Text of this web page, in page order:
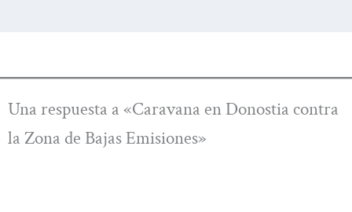
Una respuesta a «Caravana en Donostia contra
la Zona de Bajas Emisiones»